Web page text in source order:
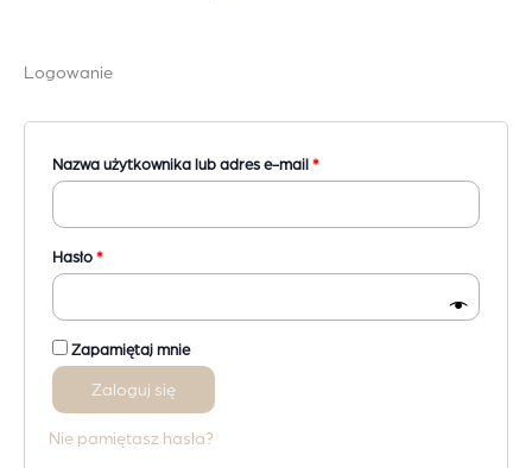
Logowanie
Nazwa użytkownika lub adres e-mail *Wymagane
Hasło *Wymagane
A
t
e
Zapamiętaj mnie
Zaloguj się
Nie pamiętasz hasła?